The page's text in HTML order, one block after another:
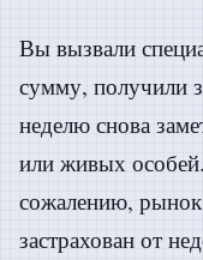
Вы вызвали
сумму, получили
неделю снова
или живых
сожалению, рынок
застрахован от